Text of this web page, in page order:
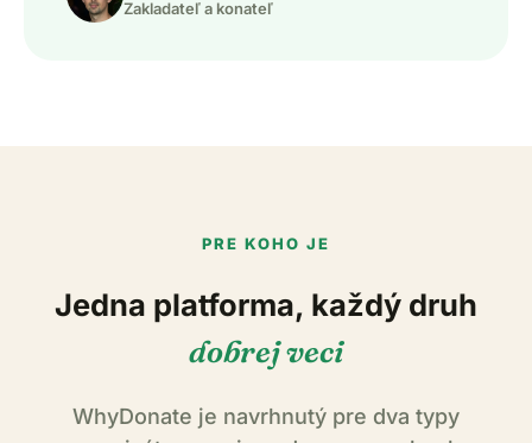
Zakladateľ a konateľ
PRE KOHO JE
Jedna platforma, každý druh
dobrej veci
WhyDonate je navrhnutý pre dva typy